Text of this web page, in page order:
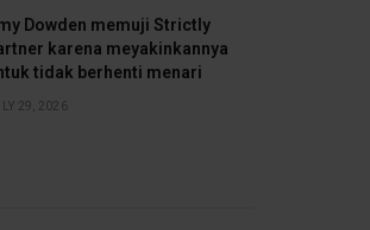
Dowden memuji Strictly
karena meyakinkannya
tidak berhenti menari
29, 2026